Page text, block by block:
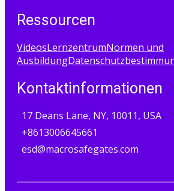
Ressourcen
VideosLernzentrumNormen und
Ausbildung
Kontaktinformationen
17 Deans Lane, NY, 10011, USA
+8613006645661
esd@macrosafegates.com